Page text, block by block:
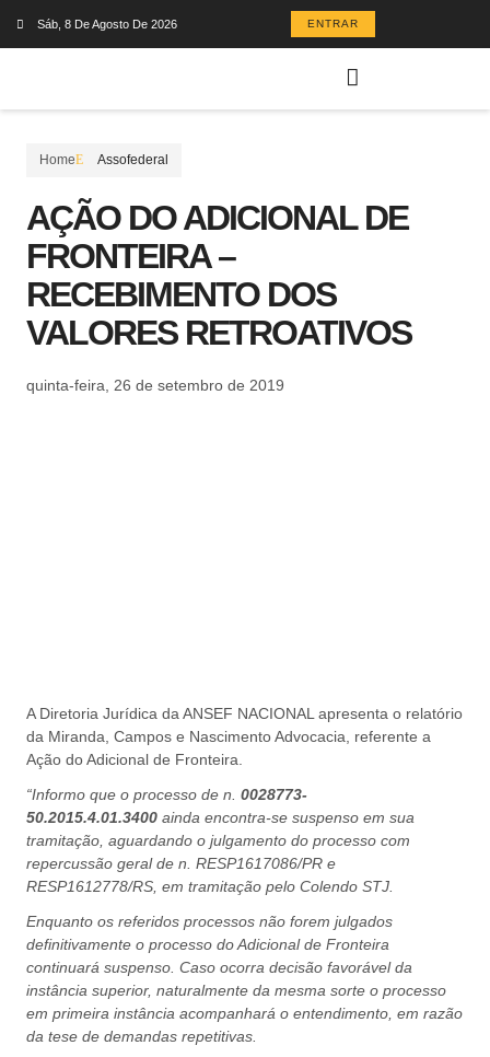
Sáb, 8 De Agosto De 2026 ENTRAR
Home Assofederal
AÇÃO DO ADICIONAL DE
FRONTEIRA –
RECEBIMENTO DOS
VALORES RETROATIVOS
quinta-feira, 26 de setembro de 2019
A Diretoria Jurídica da ANSEF NACIONAL apresenta o relatório
da Miranda, Campos e Nascimento Advocacia, referente a
Ação do Adicional de Fronteira.
“Informo que o processo de n. 0028773-
50.2015.4.01.3400 ainda encontra-se suspenso em sua
tramitação, aguardando o julgamento do processo com
repercussão geral de n. RESP1617086/PR e
RESP1612778/RS, em tramitação pelo Colendo STJ.
Enquanto os referidos processos não forem julgados
definitivamente o processo do Adicional de Fronteira
continuará suspenso. Caso ocorra decisão favorável da
instância superior, naturalmente da mesma sorte o processo
em primeira instância acompanhará o entendimento, em razão
da tese de demandas repetitivas.